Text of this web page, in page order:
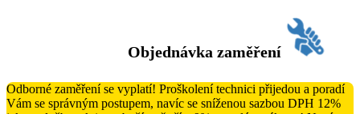
Objednávka zaměření
Odborné zaměření se vyplatí! Proškolení technici přijedou a poradí
Vám se správným postupem, navíc se sníženou sazbou DPH 12%